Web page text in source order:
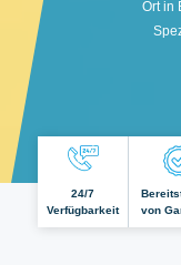
Ort in
24/7
Verfügbarkeit
von